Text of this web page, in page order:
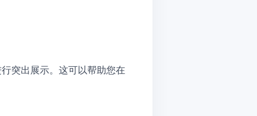
突出展示。这可以帮助您在